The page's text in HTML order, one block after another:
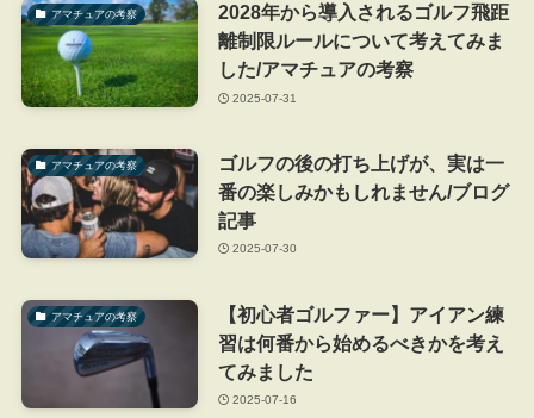
アマチュアの考察
2028年から導入されるゴルフ飛距
離制限ルールについて考えてみま
した/アマチュアの考察
2025-07-31
アマチュアの考察
ゴルフの後の打ち上げが、実は一
番の楽しみかもしれません/ブログ
記事
2025-07-30
アマチュアの考察
【初心者ゴルファー】アイアン練
習は何番から始めるべきかを考え
てみました
2025-07-16